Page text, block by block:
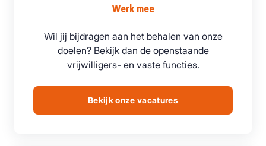
Werk mee
Wil jij bijdragen aan het behalen van onze
doelen? Bekijk dan de openstaande
vrijwilligers- en vaste functies.
Bekijk onze vacatures